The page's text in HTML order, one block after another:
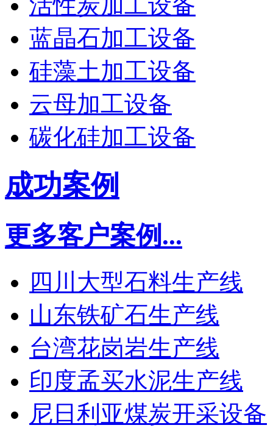
蓝晶石加工设备
硅藻土加工设备
云母加工设备
碳化硅加工设备
成功案例
更多客户案例...
四川大型石料生产线
山东铁矿石生产线
台湾花岗岩生产线
印度孟买水泥生产线
尼日利亚煤炭开采设备